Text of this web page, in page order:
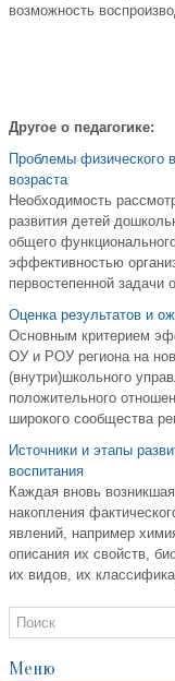
возможность
Другое о педагогике:
Проблемы физического
возраста
Необходимость
развития детей
общего
эффективностью
первостепенной задачи
Оценка результатов и
Основным критерием
ОУ и РОУ региона на
(внутри)школьного
положительного
широкого сообщества
Источники и этапы
воспитания
Каждая вновь
накопления
явлений, например
описания их свойств,
их видов, их
Меню